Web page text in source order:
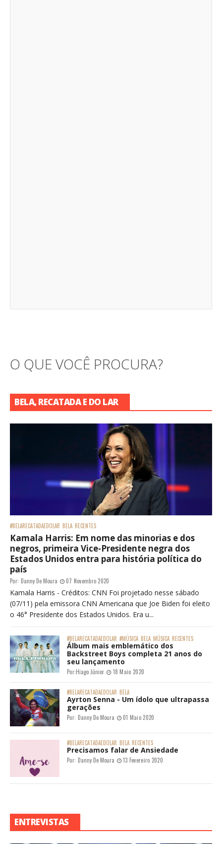
O QUE VOCÊ PROCURA?
BELA, RECATADA E DO LAR
#BELARECATADAEDOLAR BELA RECENTES
Kamala Harris: Em nome das minorias e dos
negros, primeira Vice-Presidente negra dos
Estados Unidos entra para história política do
país
Por: Danny De Moura 07 Novembro 2020
Kamala Harris - Créditos: CNN Foi projetado nesse sábado
(07/11) pela emissora CNN Americana que Joe Biden foi eleito
o 46° Presidente dos Estados Unidos. Era u...
#BELARECATADAEDOLAR #MÚSICA BELA MÚSICA RECENTES
Álbum mais emblemático dos
Backstreet Boys completa 21 anos do
seu lançamento
Por:Hiago Júnior 18 Maio 2020
#BELARECATADAEDOLAR BELA
Ayrton Senna - Um ídolo que ultrapassa
gerações
Por: Danny De Moura 01 Maio 2020
#BELARECATADAEDOLAR BELA RECENTES
Precisamos falar de Ansiedade
Por: Danny De Moura 13 Fevereiro 2020
ENTREVISTAS